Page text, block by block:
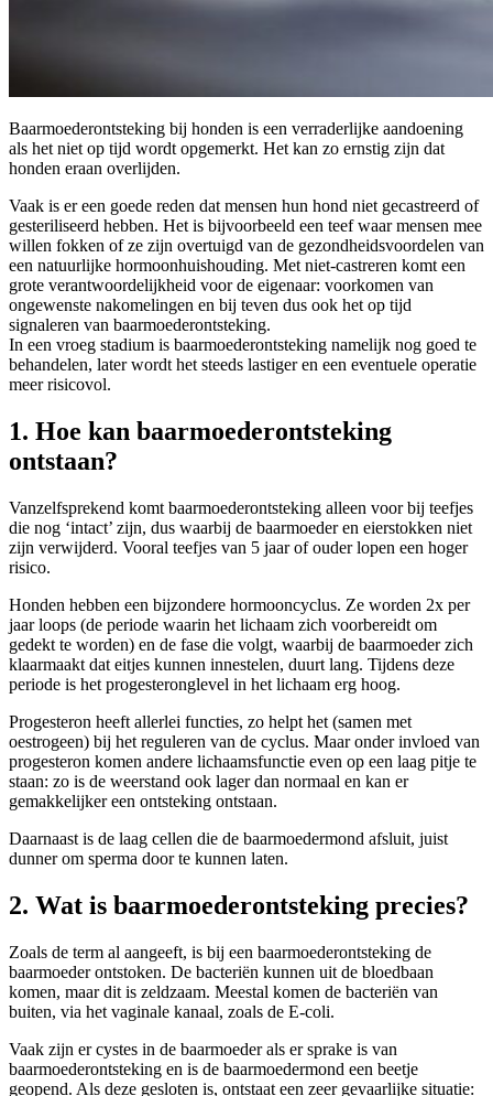
Baarmoederontsteking bij honden is een verraderlijke aandoening
als het niet op tijd wordt opgemerkt. Het kan zo ernstig zijn dat
honden eraan overlijden.
Vaak is er een goede reden dat mensen hun hond niet gecastreerd of
gesteriliseerd hebben. Het is bijvoorbeeld een teef waar mensen mee
willen fokken of ze zijn overtuigd van de gezondheidsvoordelen van
een natuurlijke hormoonhuishouding. Met niet-castreren komt een
grote verantwoordelijkheid voor de eigenaar: voorkomen van
ongewenste nakomelingen en bij teven dus ook het op tijd
signaleren van baarmoederontsteking.
In een vroeg stadium is baarmoederontsteking namelijk nog goed te
behandelen, later wordt het steeds lastiger en een eventuele operatie
meer risicovol.
1. Hoe kan baarmoederontsteking
ontstaan?
Vanzelfsprekend komt baarmoederontsteking alleen voor bij teefjes
die nog ‘intact’ zijn, dus waarbij de baarmoeder en eierstokken niet
zijn verwijderd. Vooral teefjes van 5 jaar of ouder lopen een hoger
risico.
Honden hebben een bijzondere hormooncyclus. Ze worden 2x per
jaar loops (de periode waarin het lichaam zich voorbereidt om
gedekt te worden) en de fase die volgt, waarbij de baarmoeder zich
klaarmaakt dat eitjes kunnen innestelen, duurt lang. Tijdens deze
periode is het progesteronglevel in het lichaam erg hoog.
Progesteron heeft allerlei functies, zo helpt het (samen met
oestrogeen) bij het reguleren van de cyclus. Maar onder invloed van
progesteron komen andere lichaamsfunctie even op een laag pitje te
staan: zo is de weerstand ook lager dan normaal en kan er
gemakkelijker een ontsteking ontstaan.
Daarnaast is de laag cellen die de baarmoedermond afsluit, juist
dunner om sperma door te kunnen laten.
2. Wat is baarmoederontsteking precies?
Zoals de term al aangeeft, is bij een baarmoederontsteking de
baarmoeder ontstoken. De bacteriën kunnen uit de bloedbaan
komen, maar dit is zeldzaam. Meestal komen de bacteriën van
buiten, via het vaginale kanaal, zoals de E-coli.
Vaak zijn er cystes in de baarmoeder als er sprake is van
baarmoederontsteking en is de baarmoedermond een beetje
geopend. Als deze gesloten is, ontstaat een zeer gevaarlijke situatie: